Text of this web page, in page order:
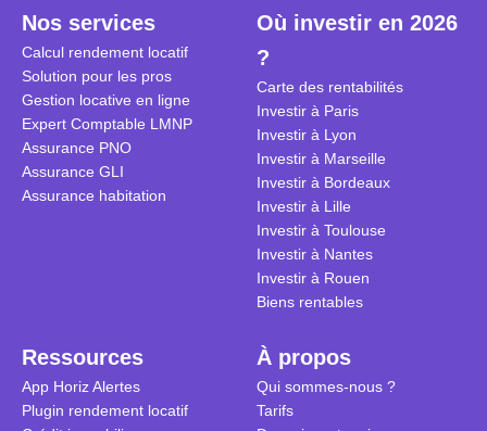
notamment la TVA, afin
d'optimiser cette activité.
saisonnière dans certaines
conditions. On fait le point dans
cet article.
quelles
pour en
Nos services
Calcul rendement locatif
Solution pour les pros
Gestion locative en ligne
Expert Comptable LMNP
Assurance PNO
Assurance GLI
Assurance habitation
Où investir en 2026
?
Carte des rentabilités
Investir à Paris
Investir à Lyon
Investir à Marseille
Investir à Bordeaux
Investir à Lille
Investir à Toulouse
Investir à Nantes
Investir à Rouen
Biens rentables
Ressources
App Horiz Alertes
Plugin rendement locatif
À propos
Qui sommes-nous ?
Tarifs